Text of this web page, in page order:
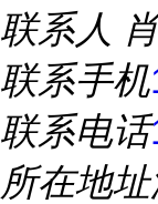
联系人
联系手机
联系电话
所在地址